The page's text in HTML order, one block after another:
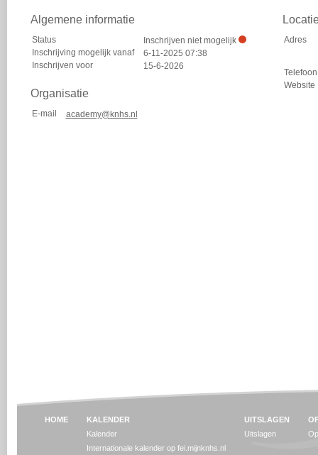
Algemene informatie
Status
Inschrijven niet mogelijk
Inschrijving mogelijk vanaf
6-11-2025 07:38
Inschrijven voor
15-6-2026
Organisatie
E-mail academy@knhs.nl
Adres
Telefoon
Website
HOME
KALENDER
Kalender
Internationale kalender op fei.mijnknhs.nl
UITSLAGEN
Uitslagen